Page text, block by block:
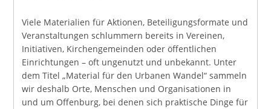
Viele Materialien für Aktionen, Beteiligungsformate und
Veranstaltungen schlummern bereits in Vereinen,
Initiativen, Kirchengemeinden oder öffentlichen
Einrichtungen – oft ungenutzt und unbekannt. Unter
dem Titel „Material für den Urbanen Wandel“ sammeln
wir deshalb Orte, Menschen und Organisationen in
und um Offenburg, bei denen sich praktische Dinge für